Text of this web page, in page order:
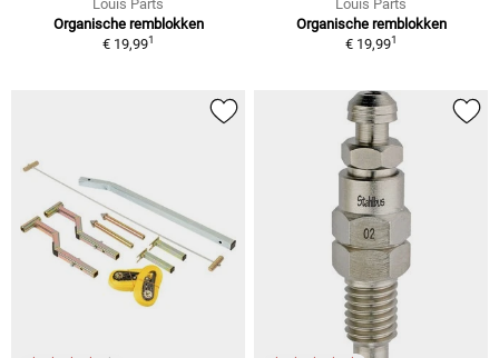
Louis Parts
Organische remblokken
€ 19,991
Louis Parts
Organische remblokken
€ 19,991